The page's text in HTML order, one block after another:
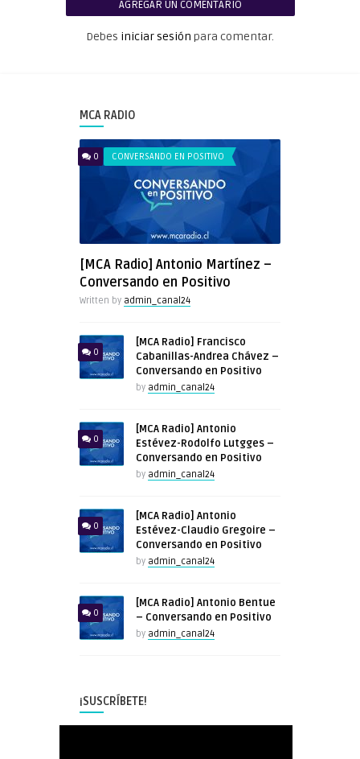
AGREGAR UN COMENTARIO
Debes iniciar sesión para comentar.
MCA RADIO
0 CONVERSANDO EN POSITIVO
[MCA Radio] Antonio Martínez –
Conversando en Positivo
Written by admin_canal24
0
[MCA Radio] Francisco
Cabanillas-Andrea Chávez –
Conversando en Positivo
by admin_canal24
0
[MCA Radio] Antonio
Estévez-Rodolfo Lutgges –
Conversando en Positivo
by admin_canal24
0
[MCA Radio] Antonio
Estévez-Claudio Gregoire –
Conversando en Positivo
by admin_canal24
0
[MCA Radio] Antonio Bentue
– Conversando en Positivo
by admin_canal24
¡SUSCRÍBETE!